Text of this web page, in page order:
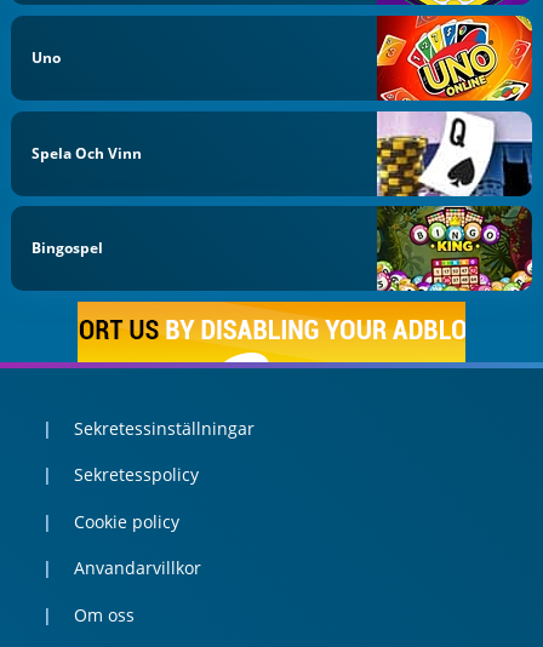
Uno
Spela Och Vinn
Bingospel
Sekretessinställningar
Sekretesspolicy
Cookie policy
Anvandarvillkor
Om oss